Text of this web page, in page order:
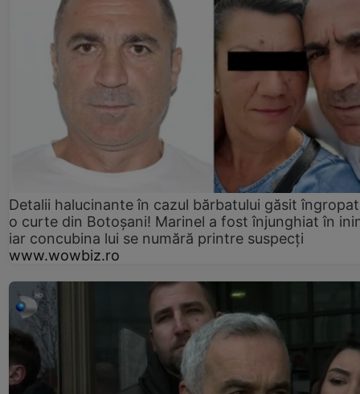
Detalii halucinante în cazul bărbatului găsit
o curte din Botoșani! Marinel a fost înjunghiat în
iar concubina lui se numără printre suspecți
www.wowbiz.ro